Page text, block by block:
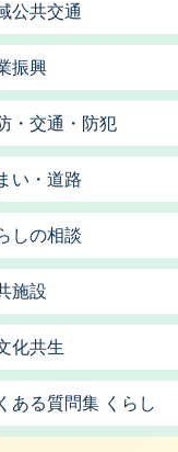
公共交通
振興
・交通・防犯
い・道路
しの相談
施設
化共生
ある質問集 くらし